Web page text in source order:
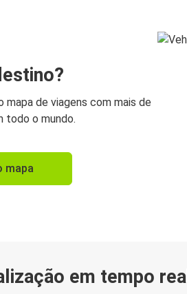
mapa de viagens com mais de
todo o mundo.
mapa
em tempo real